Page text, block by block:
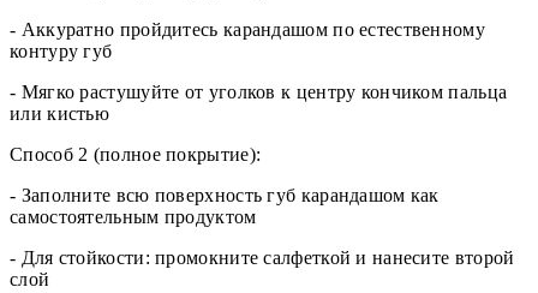
- Аккуратно пройдитесь карандашом по естественному
контуру губ
- Мягко растушуйте от уголков к центру кончиком пальца
или кистью
Способ 2 (полное покрытие):
- Заполните всю поверхность губ карандашом как
самостоятельным продуктом
- Для стойкости: промокните салфеткой и нанесите второй
слой